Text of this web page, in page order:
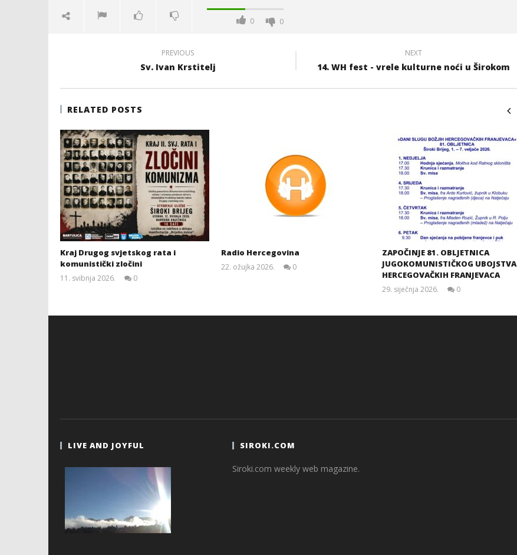
0 0
PREVIOUS
Sv. Ivan Krstitelj
NEXT
14. WH fest - vrele kulturne noći u Širokom
RELATED POSTS
Kraj Drugog svjetskog rata i
komunistički zločini
11. svibnja 2026.
0
Radio Hercegovina
22. ožujka 2026.
0
ZAPOČINJE 81. OBLJETNICA
JUGOKOMUNISTIČKOG UBOJSTVA
HERCEGOVAČKIH FRANJEVACA
29. siječnja 2026.
0
LIVE AND JOYFUL SIROKI.COM
Siroki.com weekly web magazine.